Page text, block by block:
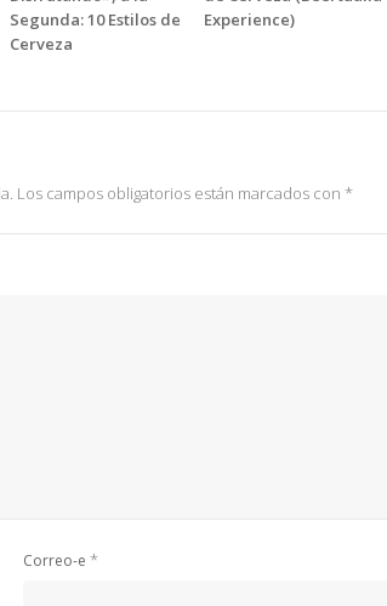
Segunda: 10 Estilos de
Cerveza
Experience)
Los campos obligatorios están marcados con *
Correo-e *